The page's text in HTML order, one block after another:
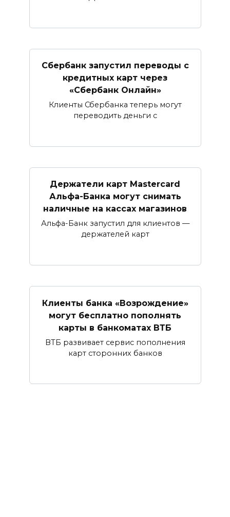
Сбербанк запустил переводы с
кредитных карт через
«Сбербанк Онлайн»​​​​​​​
Клиенты Сбербанка теперь могут
переводить деньги с
Держатели карт Mastercard
Альфа-Банка могут снимать
наличные ​на кассах магазинов​
Альфа-Банк запустил для клиентов —
держателей карт
Клиенты банка «Возрождение»
могут бесплатно пополнять
карты в банкоматах ВТБ
ВТБ развивает сервис пополнения
карт сторонних банков